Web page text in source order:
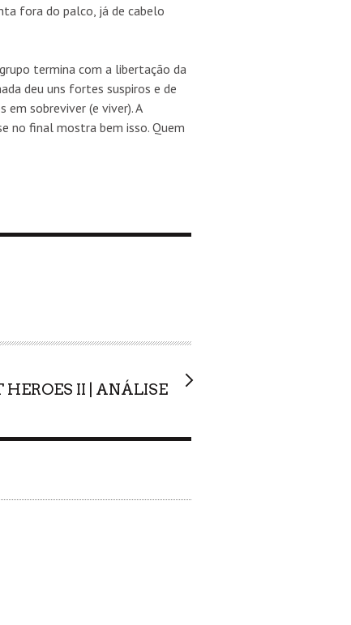
fora do palco, já de cabelo
termina com a libertação da
deu uns fortes suspiros e de
sobreviver (e viver). A
no final mostra bem isso. Quem
HEROES II | ANÁLISE